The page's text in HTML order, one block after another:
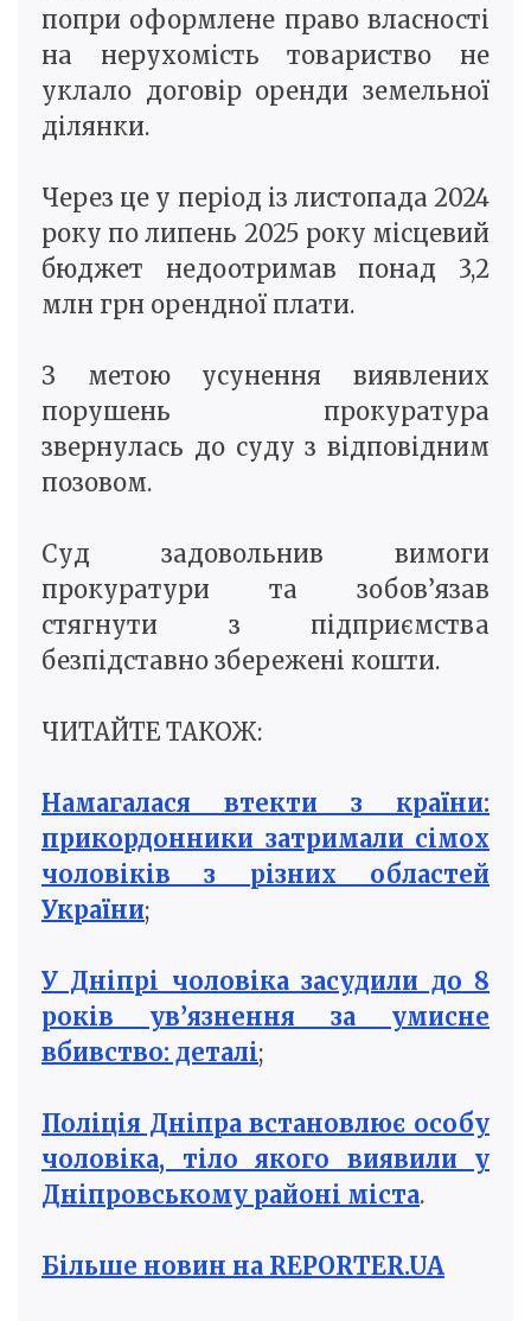
попри оформлене право власності
на нерухомість товариство не
уклало договір оренди земельної
ділянки.
Через це у період із листопада 2024
року по липень 2025 року місцевий
бюджет недоотримав понад 3,2
млн грн орендної плати.
З метою усунення виявлених
порушень прокуратура
звернулась до суду з відповідним
позовом.
Суд задовольнив вимоги
прокуратури та зобов’язав
стягнути з підприємства
безпідставно збережені кошти.
ЧИТАЙТЕ ТАКОЖ:
Намагалася втекти з країни:
прикордонники затримали сімох
чоловіків з різних областей
України;
У Дніпрі чоловіка засудили до 8
років ув’язнення за умисне
вбивство: деталі;
Поліція Дніпра встановлює особу
чоловіка, тіло якого виявили у
Дніпровському районі міста.
Більше новин на REPORTER.UA